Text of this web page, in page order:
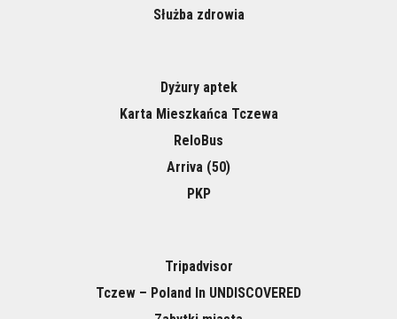
Służba zdrowia
Dyżury aptek
Karta Mieszkańca Tczewa
ReloBus
Arriva (50)
PKP
Tripadvisor
Tczew – Poland In UNDISCOVERED